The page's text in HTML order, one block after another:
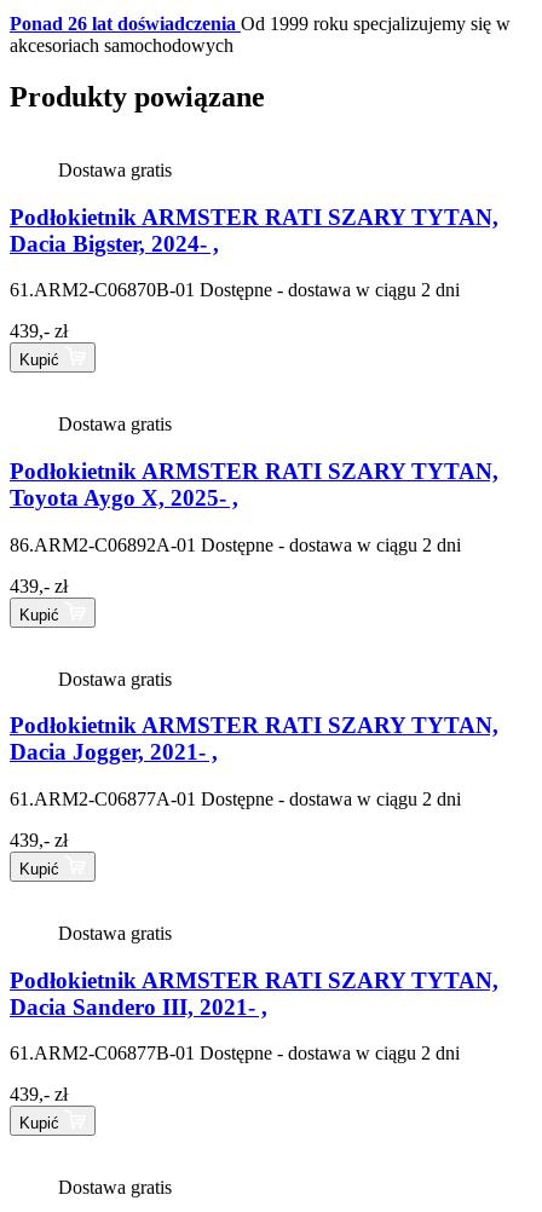
Ponad 26 lat doświadczenia Od 1999 roku specjalizujemy się w
akcesoriach samochodowych
Produkty powiązane
Dostawa gratis
Podłokietnik ARMSTER RATI SZARY TYTAN,
Dacia Bigster, 2024- ,
61.ARM2-C06870B-01 Dostępne - dostawa w ciągu 2 dni
439,- zł
Kupić
Dostawa gratis
Podłokietnik ARMSTER RATI SZARY TYTAN,
Toyota Aygo X, 2025- ,
86.ARM2-C06892A-01 Dostępne - dostawa w ciągu 2 dni
439,- zł
Kupić
Dostawa gratis
Podłokietnik ARMSTER RATI SZARY TYTAN,
Dacia Jogger, 2021- ,
61.ARM2-C06877A-01 Dostępne - dostawa w ciągu 2 dni
439,- zł
Kupić
Dostawa gratis
Podłokietnik ARMSTER RATI SZARY TYTAN,
Dacia Sandero III, 2021- ,
61.ARM2-C06877B-01 Dostępne - dostawa w ciągu 2 dni
439,- zł
Kupić
Dostawa gratis